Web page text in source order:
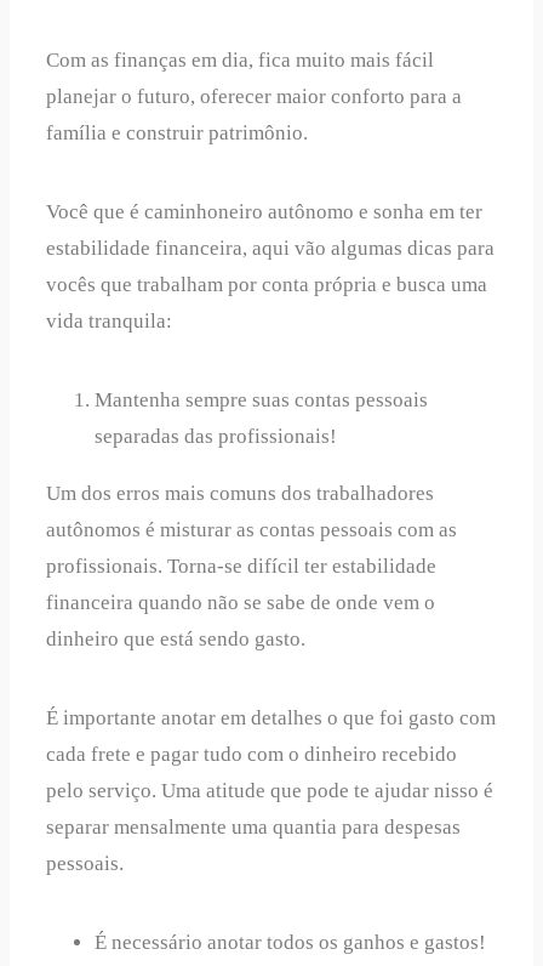
Com as finanças em dia, fica muito mais fácil
planejar o futuro, oferecer maior conforto para a
família e construir patrimônio.
Você que é caminhoneiro autônomo e sonha em ter
estabilidade financeira, aqui vão algumas dicas para
vocês que trabalham por conta própria e busca uma
vida tranquila:
Mantenha sempre suas contas pessoais
separadas das profissionais!
Um dos erros mais comuns dos trabalhadores
autônomos é misturar as contas pessoais com as
profissionais. Torna-se difícil ter estabilidade
financeira quando não se sabe de onde vem o
dinheiro que está sendo gasto.
É importante anotar em detalhes o que foi gasto com
cada frete e pagar tudo com o dinheiro recebido
pelo serviço. Uma atitude que pode te ajudar nisso é
separar mensalmente uma quantia para despesas
pessoais.
É necessário anotar todos os ganhos e gastos!